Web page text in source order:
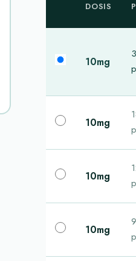
DOSIS
10mg
10mg
10mg
10mg